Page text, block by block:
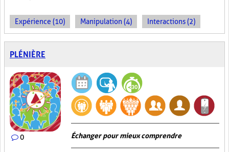
Expérience (10) Manipulation (4) Interactions (2)
PLÉNIÈRE
0 Échanger pour mieux comprendre